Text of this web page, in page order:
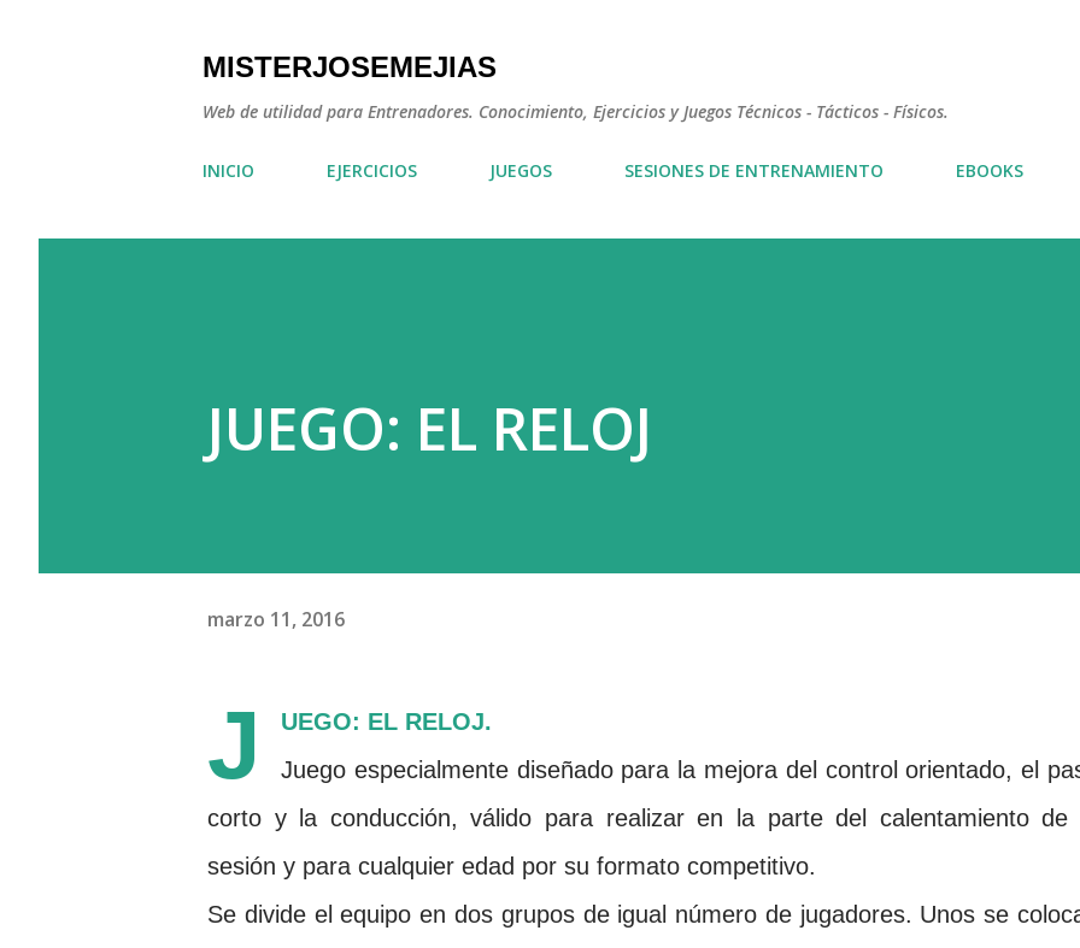
MISTERJOSEMEJIAS
Web de utilidad para Entrenadores. Conocimiento, Ejercicios y Juegos Técnicos - Tácticos - Físicos.
INICIO EJERCICIOS JUEGOS SESIONES DE ENTRENAMIENTO EBOOKS
JUEGO: EL RELOJ
marzo 11, 2016
J
UEGO: EL RELOJ.
Juego especialmente diseñado para la mejora del control orientado, el
corto y la conducción, válido para realizar en la parte del calentamiento de
sesión y para cualquier edad por su formato competitivo.
Se divide el equipo en dos grupos de igual número de jugadores. Unos se